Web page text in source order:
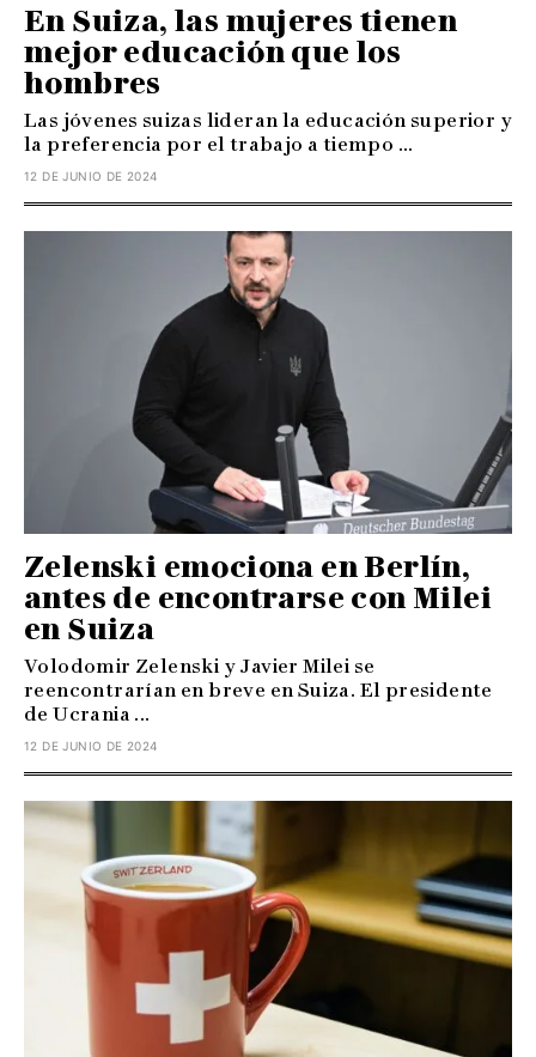
En Suiza, las mujeres tienen
mejor educación que los
hombres
Las jóvenes suizas lideran la educación superior y
la preferencia por el trabajo a tiempo ...
12 DE JUNIO DE 2024
Zelenski emociona en Berlín,
antes de encontrarse con Milei
en Suiza
Volodomir Zelenski y Javier Milei se
reencontrarían en breve en Suiza. El presidente
de Ucrania ...
12 DE JUNIO DE 2024